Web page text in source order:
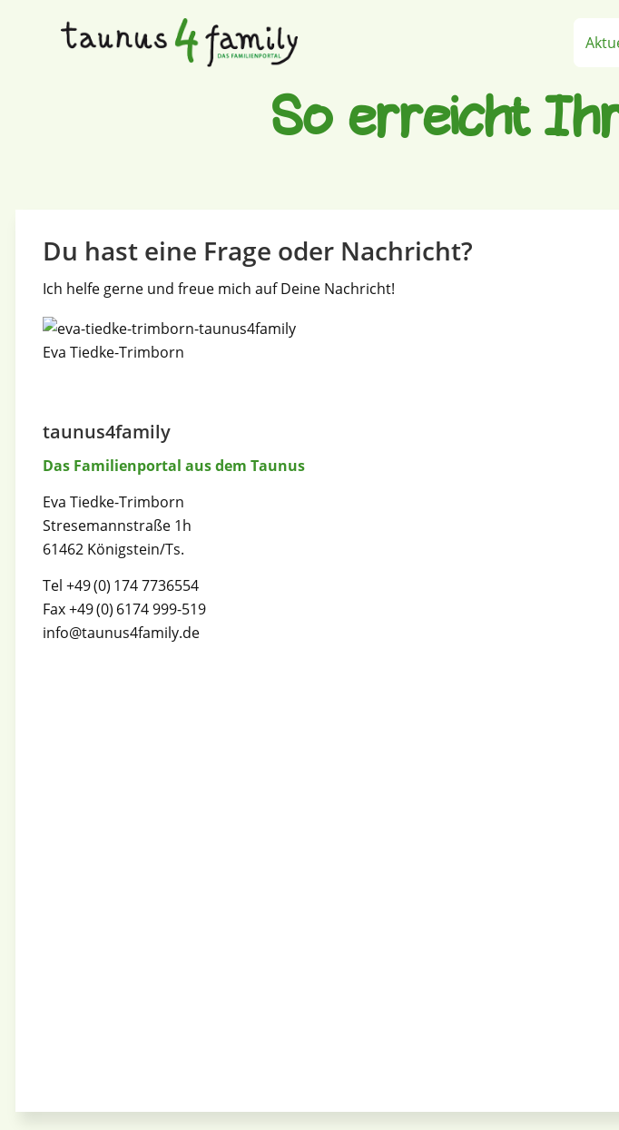
So erreicht
Du hast eine Frage oder Nachricht?
Ich helfe gerne und freue mich auf Deine Nachricht!
Eva Tiedke-Trimborn
taunus4family
Das Familienportal aus dem Taunus
Eva Tiedke-Trimborn
Stresemannstraße 1h
61462 Königstein/Ts.
Tel +49 (0) 174 7736554
Fax +49 (0) 6174 999-519
info@taunus4family.de